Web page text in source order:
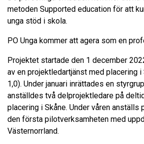
metoden Supported education för att
unga stöd i skola.
PO Unga kommer att agera som en
Projektet startade den 1 december
av en projektledartjänst med placering
1,0). Under januari inrättades en
anställdes två delprojektledare på
placering i Skåne. Under våren anställs
den första pilotverksamheten med
Västernorrland.